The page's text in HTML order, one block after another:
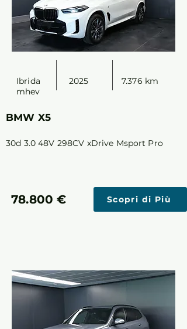
Ibrida
mhev
2025 7.376 km
BMW X5
30d 3.0 48V 298CV xDrive Msport Pro
Scopri di Più
78.800 €